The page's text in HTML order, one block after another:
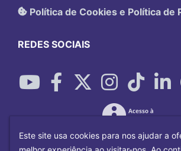
Política de Cookies e Política de
REDES SOCIAIS
Este site usa cookies para nos ajudar a